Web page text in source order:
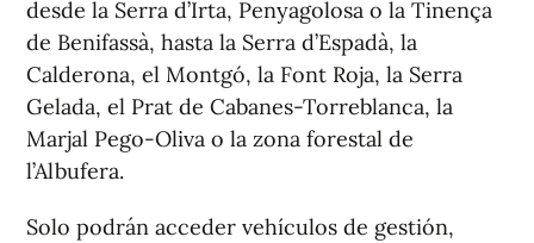
desde la Serra d’Irta, Penyagolosa o la Tinença
de Benifassà, hasta la Serra d’Espadà, la
Calderona, el Montgó, la Font Roja, la Serra
Gelada, el Prat de Cabanes-Torreblanca, la
Marjal Pego-Oliva o la zona forestal de
l’Albufera.
Solo podrán acceder vehículos de gestión,